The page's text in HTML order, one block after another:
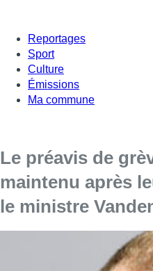
Reportages
Sport
Culture
Émissions
Ma commune
Le préavis de
maintenu après
le ministre